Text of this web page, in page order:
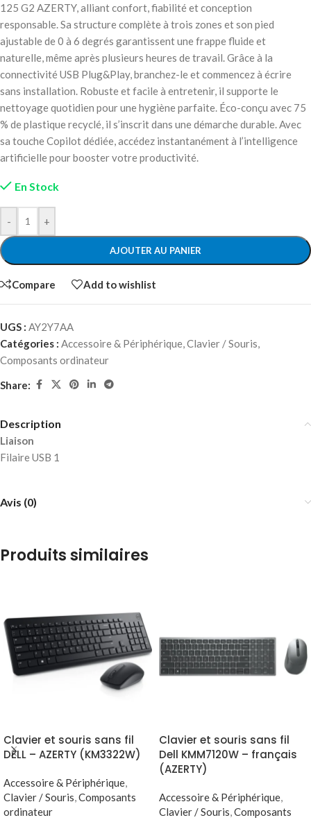
125 G2 AZERTY, alliant confort, fiabilité et conception
responsable. Sa structure complète à trois zones et son pied
ajustable de 0 à 6 degrés garantissent une frappe fluide et
naturelle, même après plusieurs heures de travail. Grâce à la
connectivité USB Plug&Play, branchez-le et commencez à écrire
sans installation. Robuste et facile à entretenir, il supporte le
nettoyage quotidien pour une hygiène parfaite. Éco-conçu avec 75
% de plastique recyclé, il s’inscrit dans une démarche durable. Avec
sa touche Copilot dédiée, accédez instantanément à l’intelligence
artificielle pour booster votre productivité.
En Stock
- +
AJOUTER AU PANIER
Compare Add to wishlist
UGS : AY2Y7AA
Catégories : Accessoire & Périphérique,Clavier / Souris,
Composants ordinateur
Share:
Description
Liaison
Filaire USB 1
Avis (0)
Produits similaires
Clavier et souris sans fil
DELL – AZERTY (KM3322W)
Accessoire & Périphérique,
Clavier / Souris,Composants
ordinateur
Clavier et souris sans fil
Dell KMM7120W – français
(AZERTY)
Accessoire & Périphérique,
Clavier / Souris,Composants